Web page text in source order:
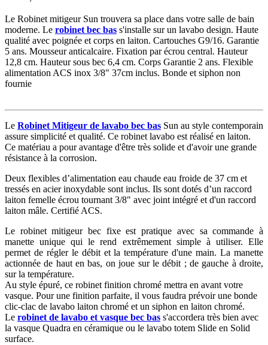
Le Robinet mitigeur Sun trouvera sa place dans votre salle de bain
moderne. Le robinet bec bas s'installe sur un lavabo design. Haute
qualité avec poignée et corps en laiton. Cartouches G9/16. Garantie
5 ans. Mousseur anticalcaire. Fixation par écrou central. Hauteur
12,8 cm. Hauteur sous bec 6,4 cm. Corps Garantie 2 ans. Flexible
alimentation ACS inox 3/8" 37cm inclus. Bonde et siphon non
fournie
Le Robinet Mitigeur de lavabo bec bas Sun au style contemporain
assure simplicité et qualité. Ce robinet lavabo est réalisé en laiton.
Ce matériau a pour avantage d'être très solide et d'avoir une grande
résistance à la corrosion.
Deux flexibles d’alimentation eau chaude eau froide de 37 cm et
tressés en acier inoxydable sont inclus. Ils sont dotés d’un raccord
laiton femelle écrou tournant 3/8" avec joint intégré et d'un raccord
laiton mâle. Certifié ACS.
Le robinet mitigeur bec fixe est pratique avec sa commande à
manette unique qui le rend extrêmement simple à utiliser. Elle
permet de régler le débit et la température d'une main. La manette
actionnée de haut en bas, on joue sur le débit ; de gauche à droite,
sur la température.
Au style épuré, ce robinet finition chromé mettra en avant votre
vasque. Pour une finition parfaite, il vous faudra prévoir une bonde
clic-clac de lavabo laiton chromé et un siphon en laiton chromé.
Le robinet de lavabo et vasque bec bas s'accordera très bien avec
la vasque Quadra en céramique ou le lavabo totem Slide en Solid
surface.